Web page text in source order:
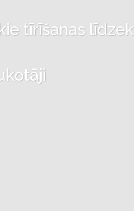
tīrīšanas